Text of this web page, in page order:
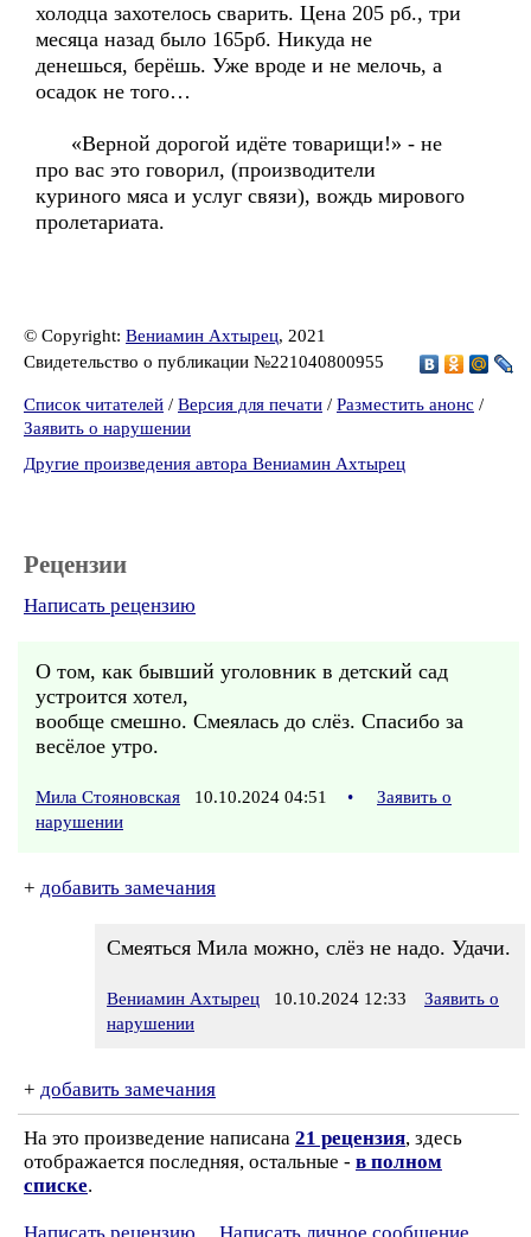
холодца захотелось сварить. Цена 205 рб., три
месяца назад было 165рб. Никуда не
денешься, берёшь. Уже вроде и не мелочь, а
осадок не того…
«Верной дорогой идёте товарищи!» - не
про вас это говорил, (производители
куриного мяса и услуг связи), вождь мирового
пролетариата.
© Copyright: Вениамин Ахтырец, 2021
Свидетельство о публикации №221040800955
Список читателей / Версия для печати / Разместить анонс /
Заявить о нарушении
Другие произведения автора Вениамин Ахтырец
Рецензии
Написать рецензию
О том, как бывший уголовник в детский сад
устроится хотел,
вообще смешно. Смеялась до слёз. Спасибо за
весёлое утро.
Мила Стояновская 10.10.2024 04:51 •
Заявить о
нарушении
+ добавить замечания
Смеяться Мила можно, слёз не надо. Удачи.
Вениамин Ахтырец 10.10.2024 12:33
Заявить о
нарушении
+ добавить замечания
На это произведение написана 21 рецензия, здесь
отображается последняя, остальные - в полном
списке.